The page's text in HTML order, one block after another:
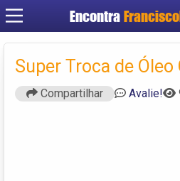
Encontra
Fazer
Criar
Super Troca de Óleo
Compartilhar Avalie!